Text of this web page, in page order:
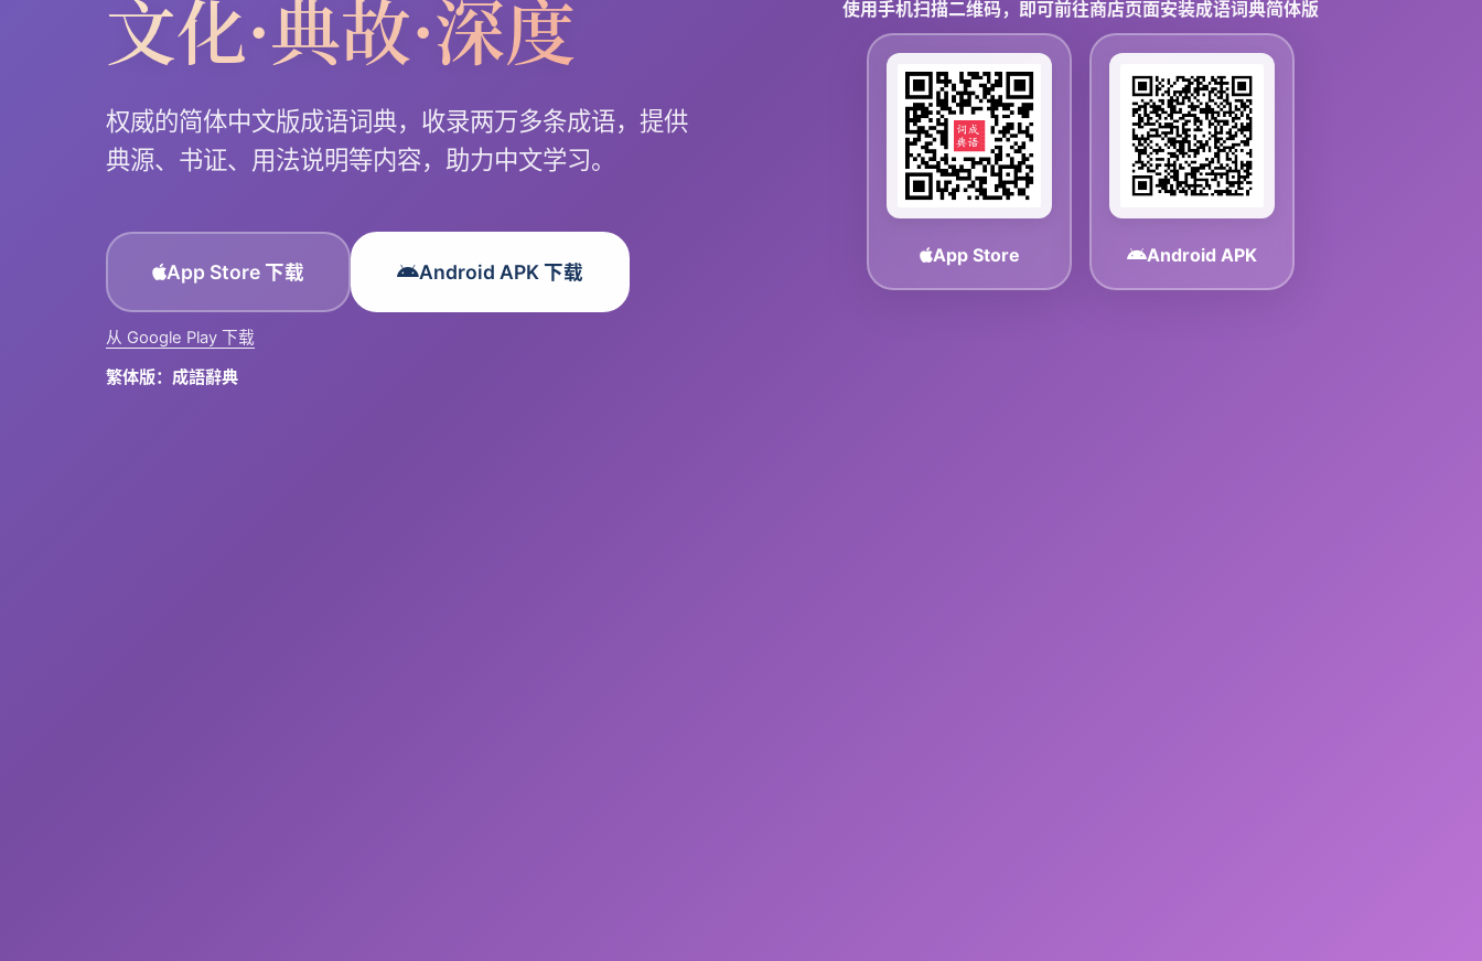
文化·典故·深度
权威的简体中文版成语词典，收录两万多条成语，提供
典源、书证、用法说明等内容，助力中文学习。
App Store 下载 Android APK 下载
从 Google Play 下载
繁体版：成語辭典
使用手机扫描二维码，即可前往商店页面安装成语词典简体版
App Store Android APK